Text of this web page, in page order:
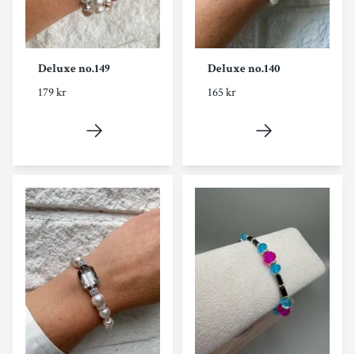
Deluxe no.149
179 kr
Deluxe no.140
165 kr